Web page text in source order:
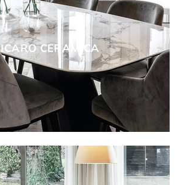
ICARO CERAMICA